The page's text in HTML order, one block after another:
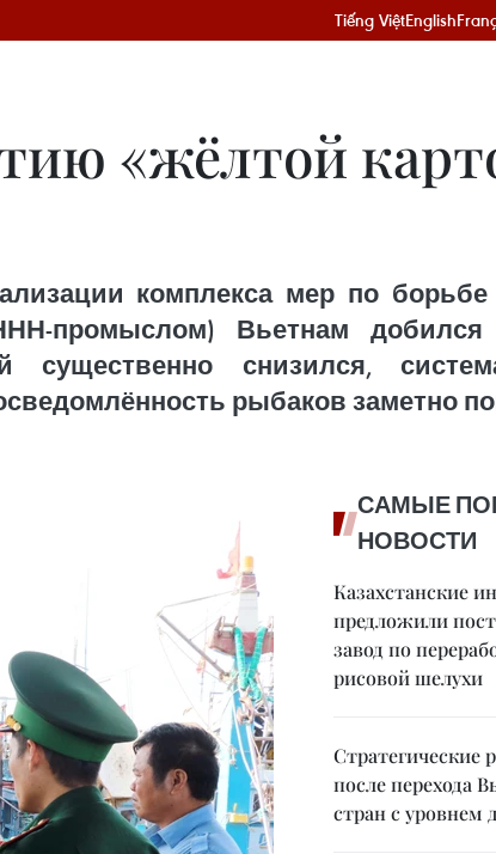
Tiếng ViệtEnglish
«жёлтой
комплекса мер по
промыслом) Вьетнам добился
существенно снизился,
рыбаков заметно
САМЫЕ
НОВОСТИ
Казахстанские
предложили
завод по
рисовой шелухи
Стратегические
после перехода
стран с уровнем